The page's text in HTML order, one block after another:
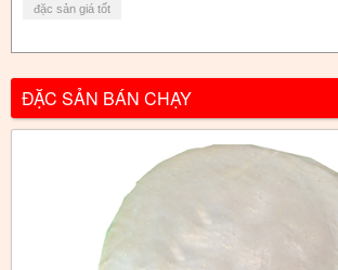
đặc sản giá tốt
ĐẶC SẢN BÁN CHẠY